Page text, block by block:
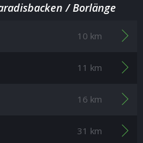
/ Borlänge
10 km
11 km
16 km
31 km